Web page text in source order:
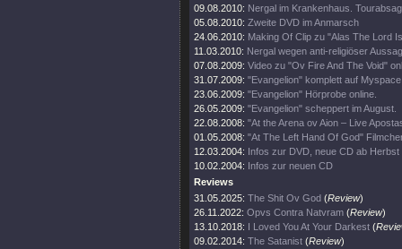
09.08.2010: Nergal im Krankenhaus.
05.08.2010: Zweite DVD im Anmarsch
24.06.2010: Making Of Clip zu "Alas The Lord
11.03.2010: Nergal wegen anti-religiöser
07.08.2009: Video zu "Ov Fire And The Void"
31.07.2009: "Evangelion" komplett auf
23.06.2009: "Evangelion" Hörprobe online.
26.05.2009: "Evangelion" scheppert im August.
22.08.2008: "At the Arena ov Aion – Live
01.05.2008: "At The Left Hand Of God"
12.03.2004: Infos zur DVD, neue CD ab Herbst
10.02.2004: Infos zur neuen CD
Reviews
31.05.2025: The Shit Ov God (Review)
26.11.2022: Opvs Contra Natvram (Review)
13.10.2018: I Loved You At Your Darkest (
09.02.2014: The Satanist (Review)